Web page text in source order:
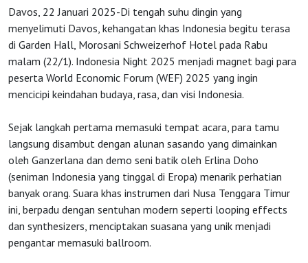
HOME
OSS
Davos, 22 Januari 2025-Di tengah suhu dingin yang
menyelimuti Davos, kehangatan khas Indonesia begitu terasa
di Garden Hall, Morosani Schweizerhof Hotel pada Rabu
malam (22/1). Indonesia Night 2025 menjadi magnet bagi para
peserta World Economic Forum (WEF) 2025 yang ingin
mencicipi keindahan budaya, rasa, dan visi Indonesia.
Sejak langkah pertama memasuki tempat acara, para tamu
langsung disambut dengan alunan sasando yang dimainkan
oleh Ganzerlana dan demo seni batik oleh Erlina Doho
(seniman Indonesia yang tinggal di Eropa) menarik perhatian
banyak orang. Suara khas instrumen dari Nusa Tenggara Timur
ini, berpadu dengan sentuhan modern seperti looping effects
dan synthesizers, menciptakan suasana yang unik menjadi
pengantar memasuki ballroom.